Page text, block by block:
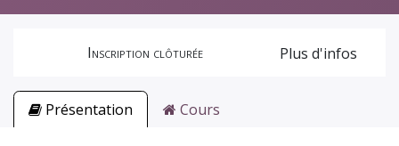
Inscription clôturée Plus d'infos
Présentation Cours